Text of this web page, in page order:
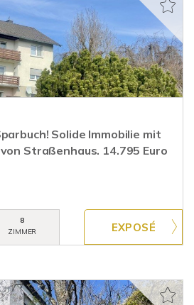
Solide Immobilie mit
Straßenhaus. 14.795 Euro
8
ZIMMER